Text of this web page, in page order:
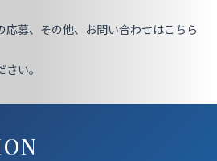
募、その他、お問い合わせはこちら
い。